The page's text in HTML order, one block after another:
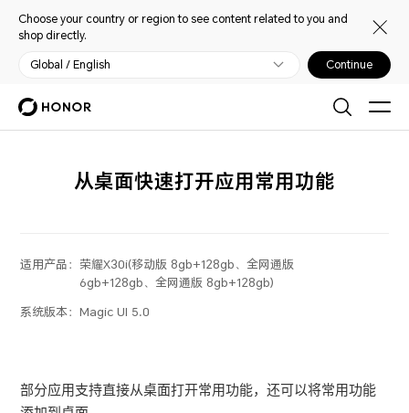
Choose your country or region to see content related to you and
shop directly.
Global / English Continue
从桌面快速打开应用常用功能
适用产品： 荣耀X30i(移动版 8gb+128gb、全网通版
6gb+128gb、全网通版 8gb+128gb)
系统版本：Magic UI 5.0
部分应用支持直接从桌面打开常用功能，还可以将常用功能